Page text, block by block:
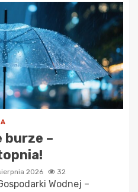
burze –
2026 32
Wodnej –